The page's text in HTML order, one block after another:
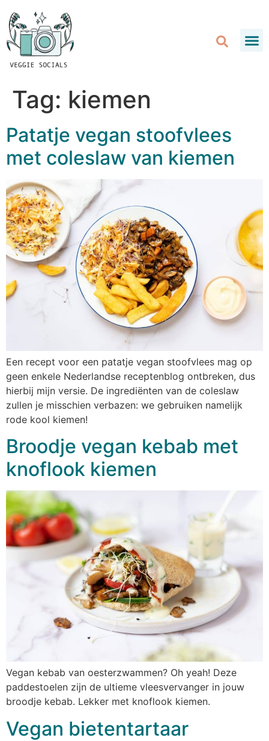
Tag: kiemen
Patatje vegan stoofvlees
met coleslaw van kiemen
Een recept voor een patatje vegan stoofvlees mag op
geen enkele Nederlandse receptenblog ontbreken, dus
hierbij mijn versie. De ingrediënten van de coleslaw
zullen je misschien verbazen: we gebruiken namelijk
rode kool kiemen!
Broodje vegan kebab met
knoflook kiemen
Vegan kebab van oesterzwammen? Oh yeah! Deze
paddestoelen zijn de ultieme vleesvervanger in jouw
broodje kebab. Lekker met knoflook kiemen.
Vegan bietentartaar